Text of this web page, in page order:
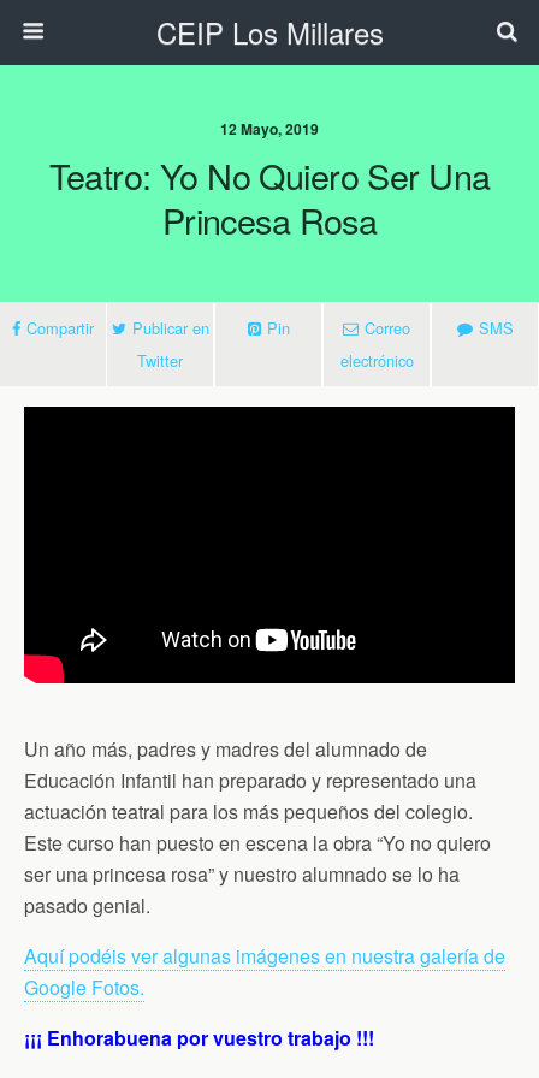
CEIP Los Millares
12 Mayo, 2019
Teatro: Yo No Quiero Ser Una
Princesa Rosa
Compartir
Publicar en
Twitter
Pin
Correo
electrónico
SMS
Un año más, padres y madres del alumnado de
Educación Infantil han preparado y representado una
actuación teatral para los más pequeños del colegio.
Este curso han puesto en escena la obra “Yo no quiero
ser una princesa rosa” y nuestro alumnado se lo ha
pasado genial.
Aquí podéis ver algunas imágenes en nuestra galería de
Google Fotos.
¡¡¡ Enhorabuena por vuestro trabajo !!!